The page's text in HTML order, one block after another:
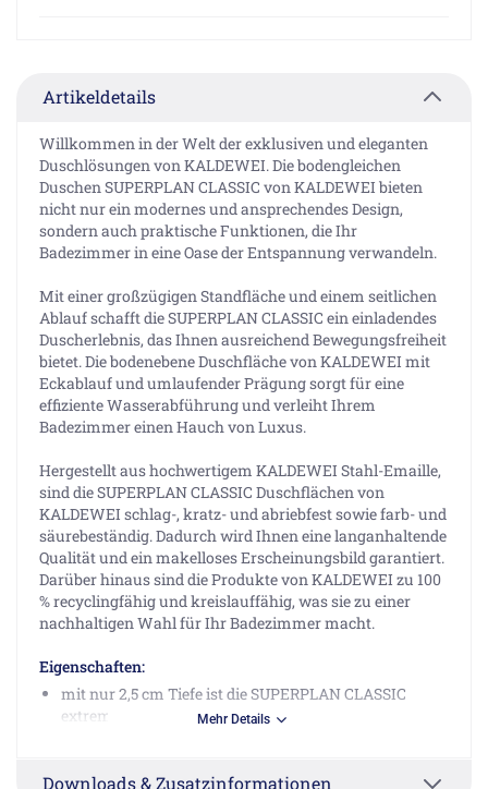
Artikeldetails
Willkommen in der Welt der exklusiven und eleganten
Duschlösungen von KALDEWEI. Die bodengleichen
Duschen SUPERPLAN CLASSIC von KALDEWEI bieten
nicht nur ein modernes und ansprechendes Design,
sondern auch praktische Funktionen, die Ihr
Badezimmer in eine Oase der Entspannung verwandeln.
Mit einer großzügigen Standfläche und einem seitlichen
Ablauf schafft die SUPERPLAN CLASSIC ein einladendes
Duscherlebnis, das Ihnen ausreichend Bewegungsfreiheit
bietet. Die bodenebene Duschfläche von KALDEWEI mit
Eckablauf und umlaufender Prägung sorgt für eine
effiziente Wasserabführung und verleiht Ihrem
Badezimmer einen Hauch von Luxus.
Hergestellt aus hochwertigem KALDEWEI Stahl-Emaille,
sind die SUPERPLAN CLASSIC Duschflächen von
KALDEWEI schlag-, kratz- und abriebfest sowie farb- und
säurebeständig. Dadurch wird Ihnen eine langanhaltende
Qualität und ein makelloses Erscheinungsbild garantiert.
Darüber hinaus sind die Produkte von KALDEWEI zu 100
% recyclingfähig und kreislauffähig, was sie zu einer
nachhaltigen Wahl für Ihr Badezimmer macht.
Eigenschaften:
mit nur 2,5 cm Tiefe ist die SUPERPLAN CLASSIC
extrem flach
Mehr Details
Downloads & Zusatzinformationen